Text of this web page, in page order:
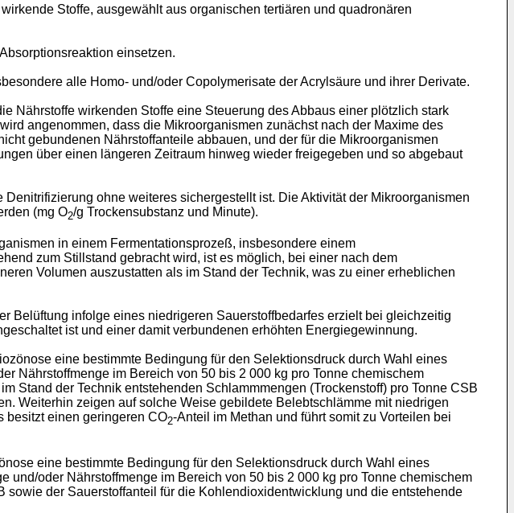
Stoffe, ausgewählt aus organischen tertiären und quadronären
einsetzen.
alle Homo- und/oder Copolymerisate der Acrylsäure und ihrer Derivate.
Nährstoffe wirkenden Stoffe eine Steuerung des Abbaus einer plötzlich stark
angenommen, dass die Mikroorganismen zunächst nach der Maxime des
gebundenen Nährstoffanteile abbauen, und der für die Mikroorganismen
über einen längeren Zeitraum hinweg wieder freigegeben und so abgebaut
ohne weiteres sichergestellt ist. Die Aktivität der Mikroorganismen
(mg O2/g Trockensubstanz und Minute).
in einem Fermentationsprozeß, insbesondere einem
zum Stillstand gebracht wird, ist es möglich, bei einer nach dem
Volumen auszustatten als im Stand der Technik, was zu einer erheblichen
Belüftung infolge eines niedrigeren Sauerstoffbedarfes erzielt bei gleichzeitig
ist und einer damit verbundenen erhöhten Energiegewinnung.
eine bestimmte Bedingung für den Selektionsdruck durch Wahl eines
Nährstoffmenge im Bereich von 50 bis 2 000 kg pro Tonne chemischem
Stand der Technik entstehenden Schlammmengen (Trockenstoff) pro Tonne CSB
Weiterhin zeigen auf solche Weise gebildete Belebtschlämme mit niedrigen
besitzt einen geringeren CO2-Anteil im Methan und führt somit zu Vorteilen bei
eine bestimmte Bedingung für den Selektionsdruck durch Wahl eines
oder Nährstoffmenge im Bereich von 50 bis 2 000 kg pro Tonne chemischem
der Sauerstoffanteil für die Kohlendioxidentwicklung und die entstehende